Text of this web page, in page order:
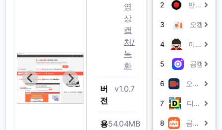
영
상
캡
처/
녹
화
버
전
v1.0.7
용54.04MB
2 반디캠
3 오캠
4 이도캠
5 곰캠
6 오픈 레코더
7 디스코더
8 곰스튜디오